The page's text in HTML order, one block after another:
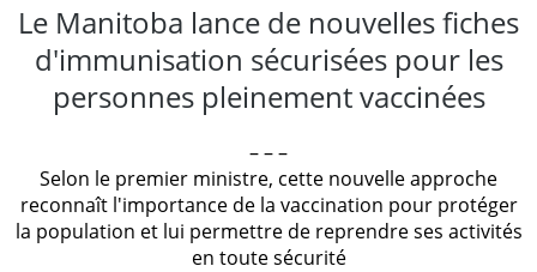
Le Manitoba lance de nouvelles fiches
d'immunisation sécurisées pour les
personnes pleinement vaccinées
– – –
Selon le premier ministre, cette nouvelle approche
reconnaît l'importance de la vaccination pour protéger
la population et lui permettre de reprendre ses activités
en toute sécurité